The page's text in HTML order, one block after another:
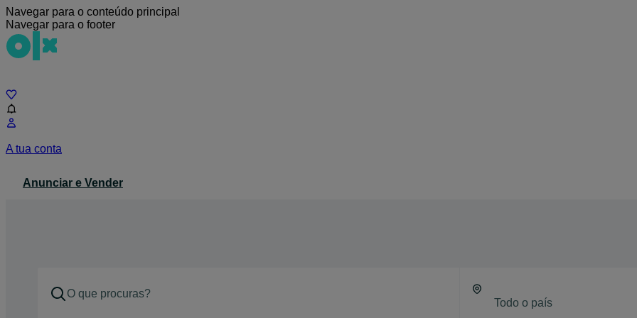
Navegar para o conteúdo principal
Navegar para o footer
A tua conta
Anunciar e Vender